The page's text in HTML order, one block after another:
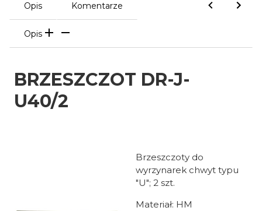
Opis Komentarze
Opis
BRZESZCZOT DR-J-
U40/2
Brzeszczoty do
wyrzynarek chwyt typu
"U"; 2 szt.
Materiał: HM